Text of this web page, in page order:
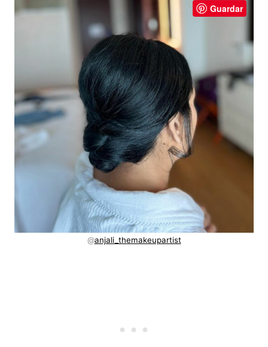
Guardar
@anjali_themakeupartist